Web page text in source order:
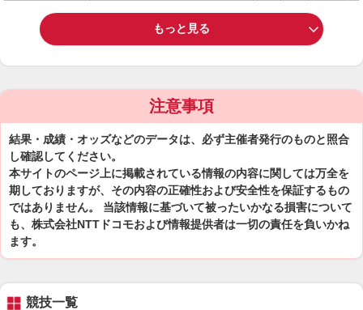
もっと見る
注意事項
結果・成績・オッズなどのデータは、必ず主催者発行のものと照合
し確認してください。
本サイトのページ上に掲載されている情報の内容に関しては万全を
期しておりますが、その内容の正確性および安全性を保証するもの
ではありません。 当該情報に基づいて被ったいかなる損害について
も、株式会社NTTドコモおよび情報提供者は一切の責任を負いかね
ます。
競技一覧